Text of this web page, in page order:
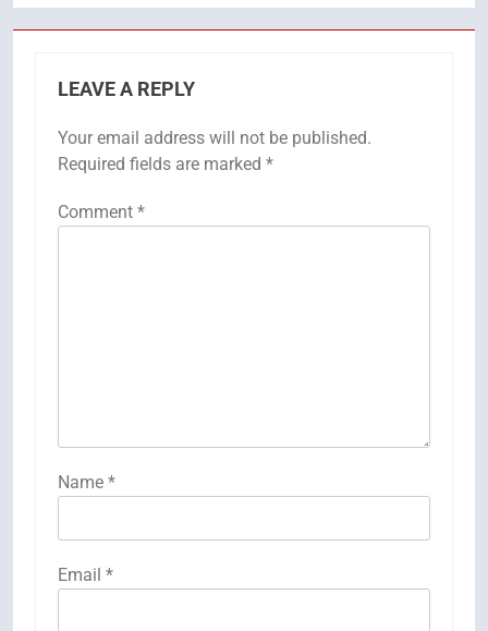
LEAVE A REPLY
Your email address will not be published.
Required fields are marked *
Comment *
Name *
Email *